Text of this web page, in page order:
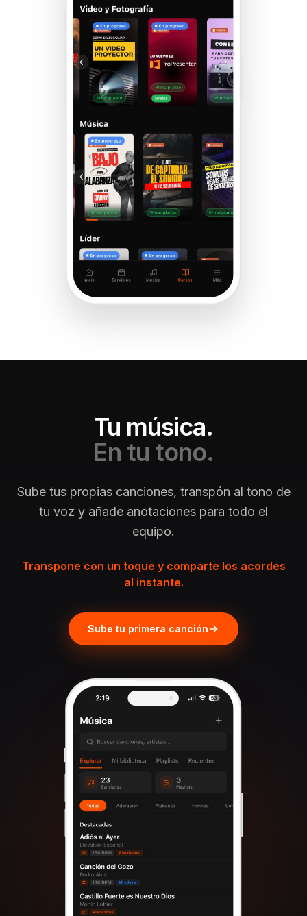
Tu música.
En tu tono.
Sube tus propias canciones, transpón al tono de
tu voz y añade anotaciones para todo el
equipo.
Transpone con un toque y comparte los acordes
al instante.
Sube tu primera canción